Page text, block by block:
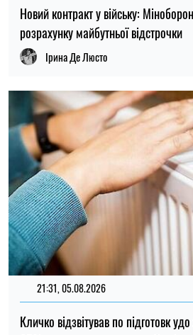
Новий контракт у війську:
розрахунку майбутньої відстрочки
Ірина Де Люсто
21:31, 05.08.2026
Кличко відзвітував по підготовк